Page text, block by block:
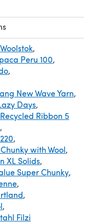
,
Peru 100,
,
New Wave Yarn,
Days,
Ribbon 5
,
,
with Wool,
XL Solids,
Super Chunky,
,
,
,
Filzi